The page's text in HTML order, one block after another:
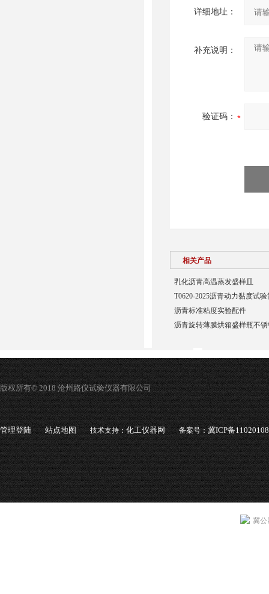
详细地址：
补充说明：
验证码：
相关产品
乳化沥青高温蒸发盛样皿
T0620-2025沥青动力黏度试
沥青标准粘度实验配件
沥青旋转薄膜烘箱盛样瓶不
版权所有© 2018 沧州路仪试验仪器有限公司
管理登陆 站点地图 技术支持：化工仪器网 备案号：冀ICP备
冀公